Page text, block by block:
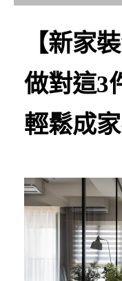
【新家裝
做對這3
輕鬆成